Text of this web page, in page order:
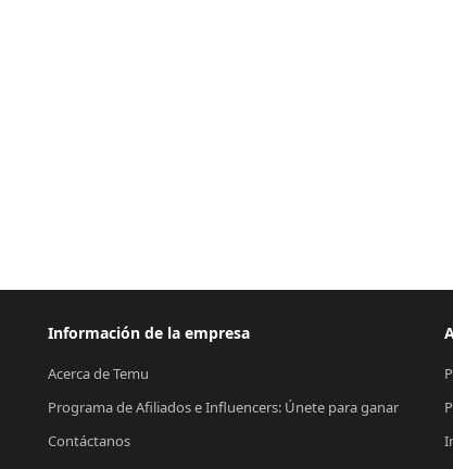
Información de la empresa
Acerca de Temu
Programa de Afiliados e Influencers: Únete para ganar
Contáctanos